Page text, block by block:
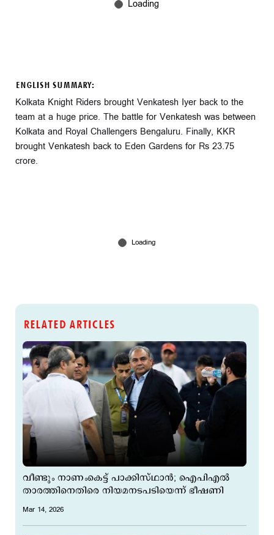
ENGLISH SUMMARY:
Kolkata Knight Riders brought Venkatesh Iyer back to the
team at a huge price. The battle for Venkatesh was between
Kolkata and Royal Challengers Bengaluru. Finally, KKR
brought Venkatesh back to Eden Gardens for Rs 23.75
crore.
RELATED ARTICLES
വീണ്ടും നാണംകെട്ട് പാക്കിസ്ഥാന്‍; ഐപിഎല്‍
താരത്തിനെതിരെ നിയമനടപടിയെന്ന് ഭീഷണി
Mar 14, 2026